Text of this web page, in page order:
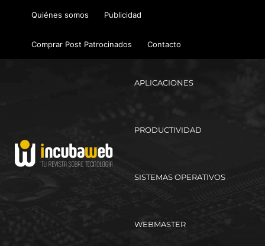
Quiénes somos Publicidad
Comprar Post Patrocinados Contacto
APLICACIONES
PRODUCTIVIDAD
SISTEMAS OPERATIVOS
WEBMASTER